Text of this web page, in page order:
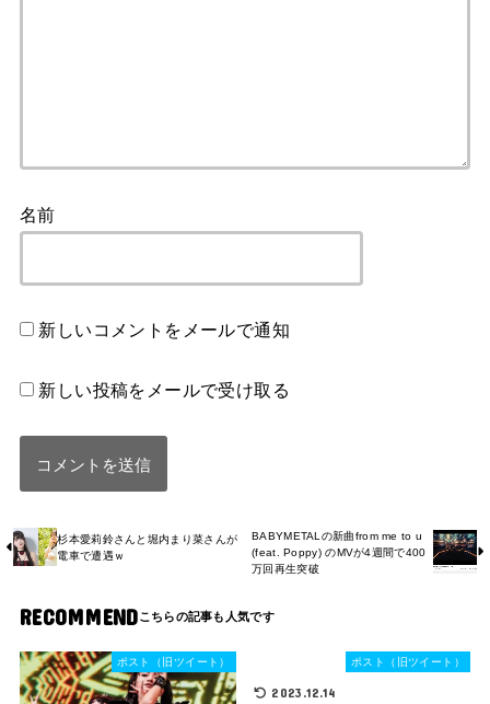
名前
新しいコメントをメールで通知
新しい投稿をメールで受け取る
杉本愛莉鈴さんと堀内まり菜さんが
電車で遭遇ｗ
BABYMETALの新曲from me to u
(feat. Poppy) のMVが4週間で400
万回再生突破
RECOMMEND
ポスト（旧ツイート） ポスト（旧ツイート）
2023.12.14